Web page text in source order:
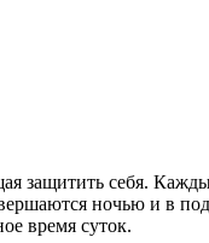
защитить себя.
ночью и в
время суток.